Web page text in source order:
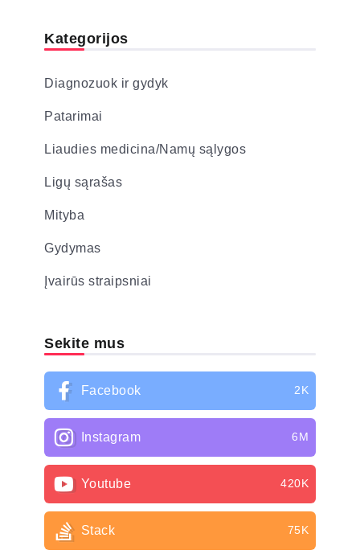
Kategorijos
Diagnozuok ir gydyk
Patarimai
Liaudies medicina/Namų sąlygos
Ligų sąrašas
Mityba
Gydymas
Įvairūs straipsniai
Sekite mus
Facebook 2K
Instagram 6M
Youtube 420K
Stack 75K